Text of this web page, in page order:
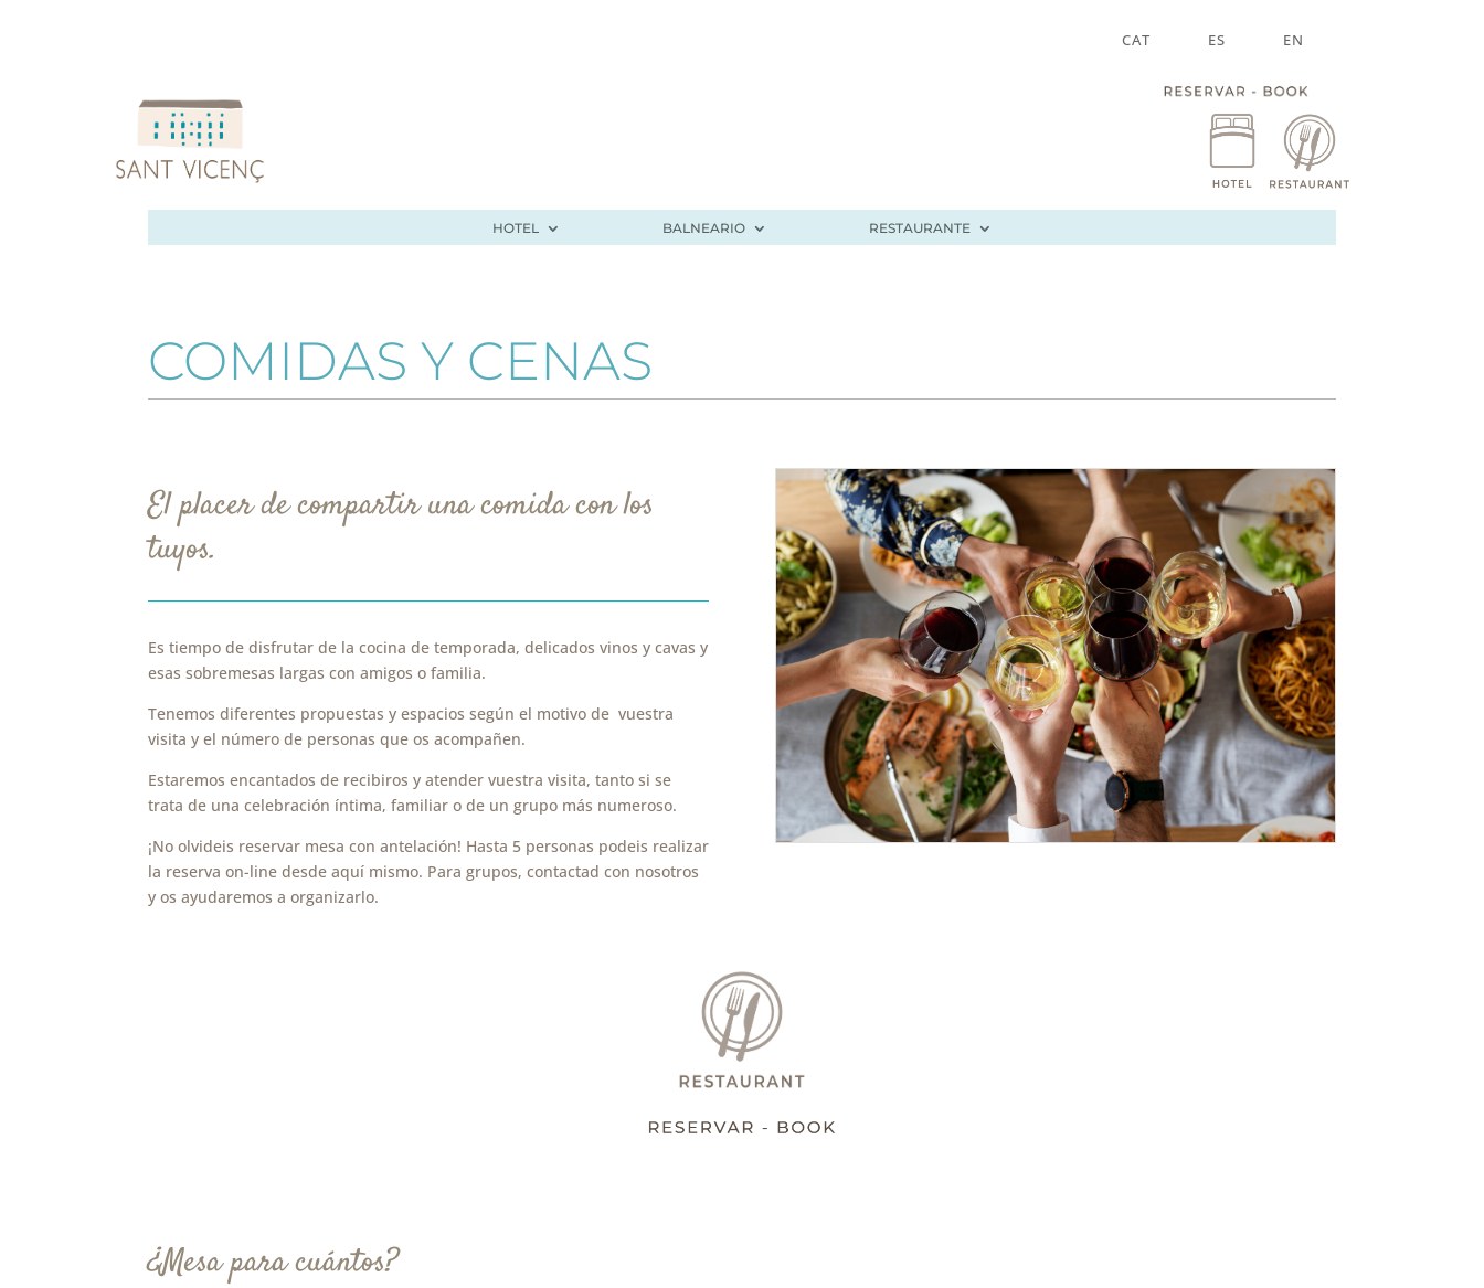
CAT ES EN
HOTEL BALNEARIO RESTAURANTE
COMIDAS Y CENAS
El placer de compartir una comida con los
tuyos.
Es tiempo de disfrutar de lacocina de temporada, delicados vinos y cavas y
esas sobremesas largas con amigos o familia.
Tenemos diferentes propuestas y espacios según el motivo de vuestra
visita y el número de personas que os acompañen.
Estaremos encantados de recibiros y atender vuestra visita, tanto si se
trata de una celebración íntima, familiar o de un grupo más numeroso.
¡No olvideis reservar mesa con antelación! Hasta 5 personas podeis realizar
la reserva on-line desde aquí mismo. Para grupos, contactad con nosotros
y os ayudaremos a organizarlo.
¿Mesa para cuántos?